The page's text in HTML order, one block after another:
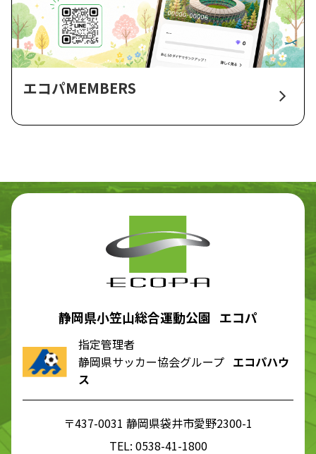
エコパMEMBERS
静岡県小笠山総合運動公園 エコパ
指定管理者
静岡県サッカー協会グループ エコパハウ
ス
〒437-0031 静岡県袋井市愛野2300-1
TEL: 0538-41-1800